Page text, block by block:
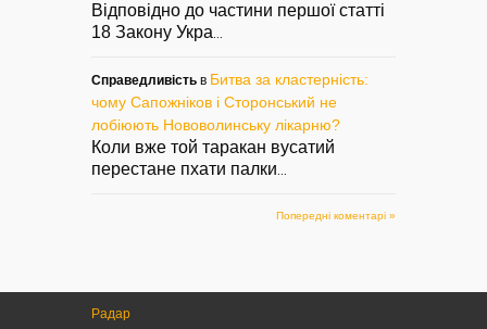
Відповідно до частини першої статті
18 Закону Укра
Справедливість в Битва за кластерність:
чому Сапожніков і Сторонський не
лобіюють Нововолинську лікарню?
Коли вже той таракан вусатий
перестане пхати палки
Попередні коментарі »
Радар